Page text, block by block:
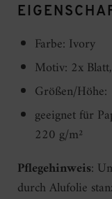
Farbe: Ivory
Motiv: 2x
Größen/
geeignet für
220 g/m²
Pflegehinweis:
durch Alufolie